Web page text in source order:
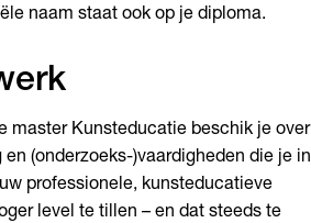
naam staat ook op je diploma.
master Kunsteducatie beschik je over
en (onderzoeks-)vaardigheden die je in
professionele, kunsteducatieve
level te tillen – en dat steeds te